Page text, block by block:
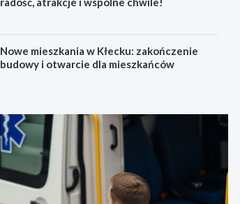
Nowe mieszkania w Kłecku: zakończenie
budowy i otwarcie dla mieszkańców